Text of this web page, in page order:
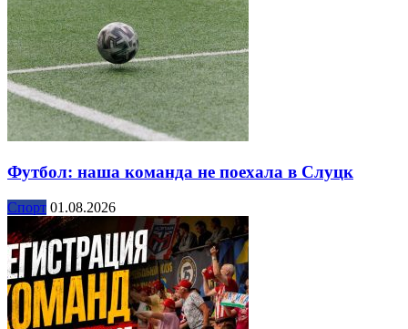
Футбол: наша команда не поехала в Слуцк
Спорт 01.08.2026